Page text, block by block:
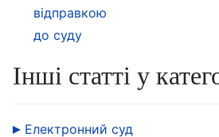
відправкою
до суду
Інші статті у
Електронний суд